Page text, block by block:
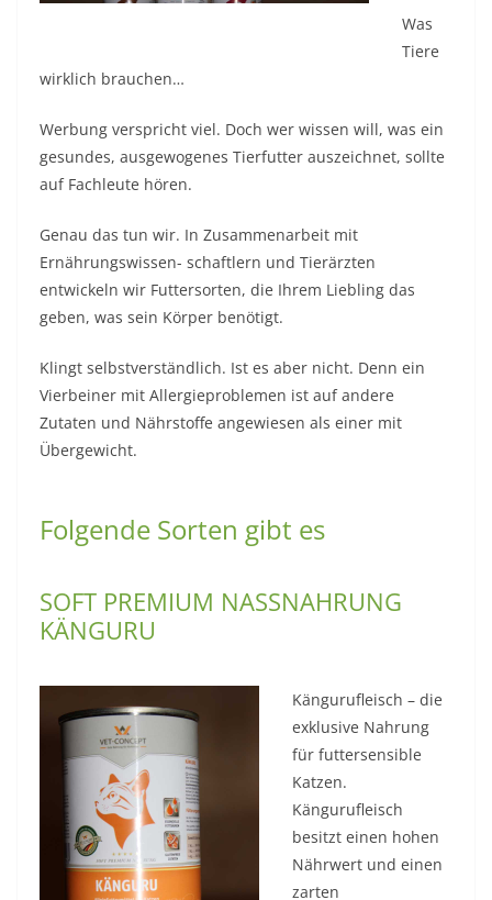
Was
Tiere
wirklich brauchen…
Werbung verspricht viel. Doch wer wissen will, was ein
gesundes, ausgewogenes Tierfutter auszeichnet, sollte
auf Fachleute hören.
Genau das tun wir. In Zusammenarbeit mit
Ernährungswissen- schaftlern und Tierärzten
entwickeln wir Futtersorten, die Ihrem Liebling das
geben, was sein Körper benötigt.
Klingt selbstverständlich. Ist es aber nicht. Denn ein
Vierbeiner mit Allergieproblemen ist auf andere
Zutaten und Nährstoffe angewiesen als einer mit
Übergewicht.
Folgende Sorten gibt es
SOFT PREMIUM NASSNAHRUNG
KÄNGURU
Kängurufleisch – die
exklusive Nahrung
für futtersensible
Katzen.
Kängurufleisch
besitzt einen hohen
Nährwert und einen
zarten